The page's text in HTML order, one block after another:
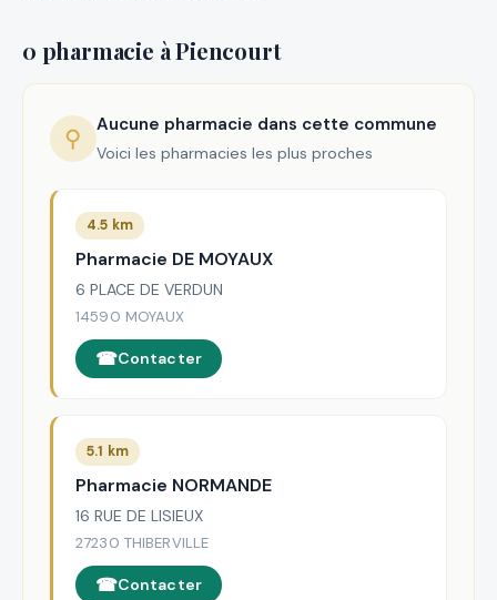
0 pharmacie à Piencourt
⚲ Aucune pharmacie dans cette commune
Voici les pharmacies les plus proches
4.5 km
Pharmacie DE MOYAUX
6 PLACE DE VERDUN
14590 MOYAUX
Contacter
5.1 km
Pharmacie NORMANDE
16 RUE DE LISIEUX
27230 THIBERVILLE
Contacter